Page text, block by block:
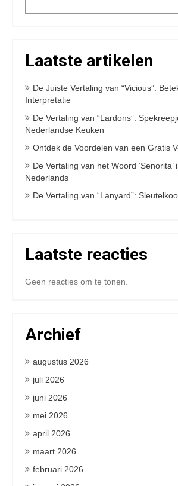
Laatste artikelen
De Juiste Vertaling van “Vicious”:
Interpretatie
De Vertaling van “Lardons”:
Nederlandse Keuken
Ontdek de Voordelen van een Gratis
De Vertaling van het Woord ‘Senorita’
Nederlands
De Vertaling van “Lanyard”:
Laatste reacties
Geen reacties om te tonen.
Archief
augustus 2026
juli 2026
juni 2026
mei 2026
april 2026
maart 2026
februari 2026